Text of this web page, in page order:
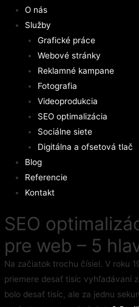
O nás
Služby
Grafické práce
Webové stránky
Reklamné kampane
Fotografia
Videoprodukcia
SEO optimalizácia
Sociálne siete
Digitálna a ofsetová tlač
Blog
Referencie
Kontakt
SEO
pre web – 5
Na začiatok trochu čísiel. V roku
priemere desať tisíc vyhľadávaní
bolo desať tisíc, ale za jednu